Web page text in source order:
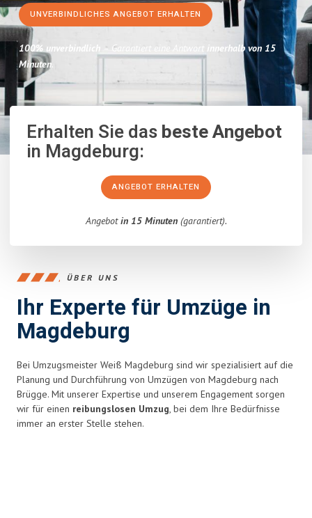
UNVERBINDLICHES ANGEBOT ERHALTEN
100% unverbindlich – Garantiert eine Antwort innerhalb von 15
Minuten.
Erhalten Sie dasbeste Angebot
in Magdeburg:
ANGEBOT ERHALTEN
Angebotin 15 Minuten(garantiert).
ÜBER UNS
Ihr Experte für Umzüge in
Magdeburg
Bei Umzugsmeister Weiß Magdeburg sind wir spezialisiert auf die
Planung und Durchführung von Umzügen von Magdeburg nach
Brügge. Mit unserer Expertise und unserem Engagement sorgen
wir für einen reibungslosen Umzug, bei dem Ihre Bedürfnisse
immer an erster Stelle stehen.